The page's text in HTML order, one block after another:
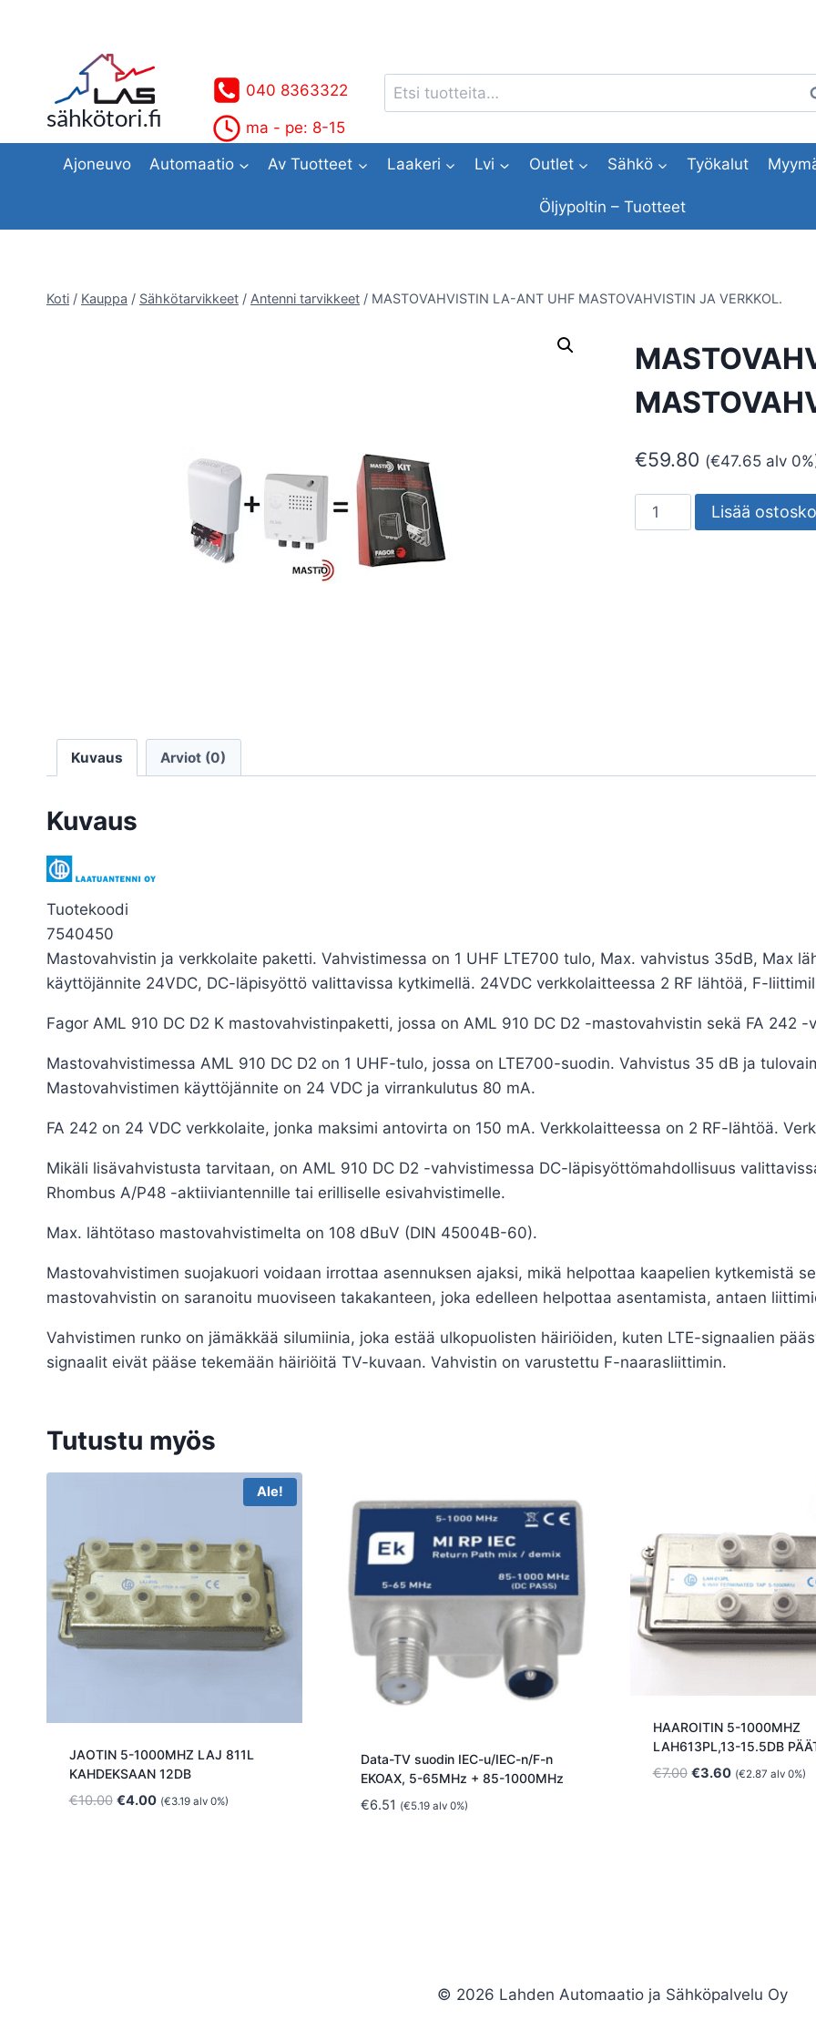
sähkötori.fi
040 8363322
ma - pe: 8-15
Etsi:
Ajoneuvo Automaatio Av Tuotteet Laakeri Lvi Outlet Sähkö Työkalut
Öljypoltin – Tuotteet
Koti / Kauppa / Sähkötarvikkeet / Antenni tarvikkeet / MASTOVAHVISTIN LA-ANT UHF MASTOVAHVISTIN JA VERKKOL.
€59.80 (€47.65alv
MASTOVAHVISTIN
LA-
Lisää
Kuvaus Arviot (0)
Kuvaus
Tuotekoodi
7540450
Mastovahvistin ja verkkolaite paketti. Vahvistimessa on 1 UHF LTE700 tulo, Max. vahvistus 35dB, Max
käyttöjännite 24VDC, DC-läpisyöttö valittavissa kytkimellä. 24VDC verkkolaitteessa 2 RF lähtöä, F-
Fagor AML 910 DC D2 K mastovahvistinpaketti, jossa on AML 910 DC D2 -mastovahvistin sekä FA 242
Mastovahvistimessa AML 910 DC D2 on 1 UHF-tulo, jossa on LTE700-suodin. Vahvistus 35 dB ja
Mastovahvistimen käyttöjännite on 24 VDC ja virrankulutus 80 mA.
FA 242 on 24 VDC verkkolaite, jonka maksimi antovirta on 150 mA. Verkkolaitteessa on 2 RF-lähtöä.
Mikäli lisävahvistusta tarvitaan, on AML 910 DC D2 -vahvistimessa DC-läpisyöttömahdollisuus
Rhombus A/P48 -aktiiviantennille tai erilliselle esivahvistimelle.
Max. lähtötaso mastovahvistimelta on 108 dBuV (DIN 45004B-60).
Mastovahvistimen suojakuori voidaan irrottaa asennuksen ajaksi, mikä helpottaa kaapelien kytkemistä
mastovahvistin on saranoitu muoviseen takakanteen, joka edelleen helpottaa asentamista, antaen
Vahvistimen runko on jämäkkää silumiinia, joka estää ulkopuolisten häiriöiden, kuten LTE-signaalien
signaalit eivät pääse tekemään häiriöitä TV-kuvaan. Vahvistin on varustettu F-naarasliittimin.
Tutustu myös
Ale!
JAOTIN 5-1000MHZ LAJ 811L
KAHDEKSAAN 12DB
€10.00 Alkuperäinen
€4.00Nykyinen
(€3.19alv 0%)
Data-TV suodin IEC-u/IEC-n/F-n
EKOAX, 5-65MHz + 85-1000MHz
€6.51 (€5.19 alv 0%)
HAAROITIN 5-1000MHZ
LAH613PL,13-15.5DB
€7.00 Alkuperäinen
€3.60Nykyinen
(€2.87 alv 0%)
© 2026 Lahden Automaatio ja Sähköpalvelu Oy